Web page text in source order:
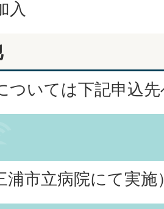
入
ついては下記申込
浦市立病院にて実施